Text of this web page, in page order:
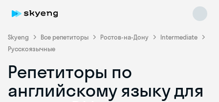
Skyeng Все репетиторы Ростов-на-Дону
Intermediate
Русскоязычные
Репетиторы по
английскому языку для